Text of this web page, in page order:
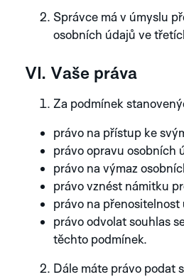
Správce má v úmyslu
osobních údajů ve
VI. Vaše práva
Za podmínek
právo na přístup ke
právo opravu osobních
právo na výmaz
právo vznést námitku
právo na
právo odvolat souhlas
těchto podmínek.
Dále máte právo podat